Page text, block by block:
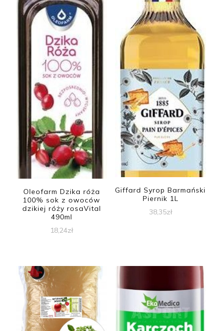
Oleofarm Dzika róża
100% sok z owoców
dzikiej róży rosaVital
490ml
18,24zł
Giffard Syrop Barmański
Piernik 1L
38,35zł